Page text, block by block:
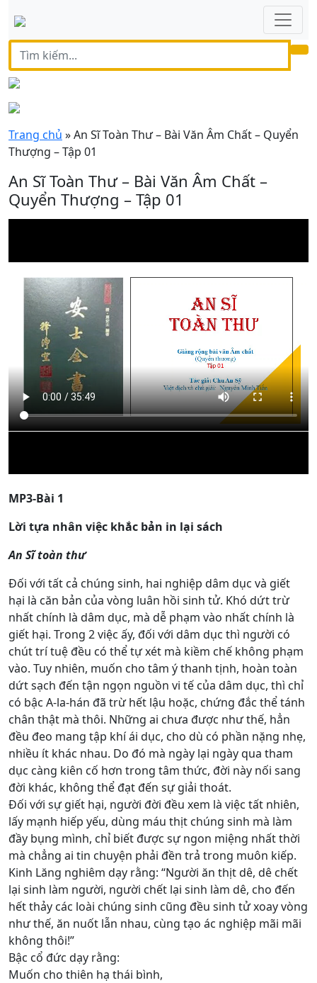
Trang chủ »An Sĩ Toàn Thư – Bài Văn Âm Chất – Quyển
Thượng – Tập 01
An Sĩ Toàn Thư – Bài Văn Âm Chất –
Quyển Thượng – Tập 01
MP3-Bài 1
Lời tựa nhân việc khắc bản in lại sách
An Sĩ toàn thư
Đối với tất cả chúng sinh, hai nghiệp dâm dục và giết
hại là căn bản của vòng luân hồi sinh tử. Khó dứt trừ
nhất chính là dâm dục, mà dễ phạm vào nhất chính là
giết hại. Trong 2 việc ấy, đối với dâm dục thì người có
chút trí tuệ đều có thể tự xét mà kiềm chế không phạm
vào. Tuy nhiên, muốn cho tâm ý thanh tịnh, hoàn toàn
dứt sạch đến tận ngọn nguồn vi tế của dâm dục, thì chỉ
có bậc A-la-hán đã trừ hết lậu hoặc, chứng đắc thể tánh
chân thật mà thôi. Những ai chưa được như thế, hẳn
đều đeo mang tập khí ái dục, cho dù có phần nặng nhẹ,
nhiều ít khác nhau. Do đó mà ngày lại ngày qua tham
dục càng kiên cố hơn trong tâm thức, đời này nối sang
đời khác, không thể đạt đến sự giải thoát.
Đối với sự giết hại, người đời đều xem là việc tất nhiên,
lấy mạnh hiếp yếu, dùng máu thịt chúng sinh mà làm
đầy bụng mình, chỉ biết được sự ngon miệng nhất thời
mà chẳng ai tin chuyện phải đền trả trong muôn kiếp.
Kinh Lăng nghiêm dạy rằng: “Người ăn thịt dê, dê chết
lại sinh làm người, người chết lại sinh làm dê, cho đến
hết thảy các loài chúng sinh cũng đều sinh tử xoay vòng
như thế, ăn nuốt lẫn nhau, cùng tạo ác nghiệp mãi mãi
không thôi!”
Bậc cổ đức dạy rằng:
Muốn cho thiên hạ thái bình,